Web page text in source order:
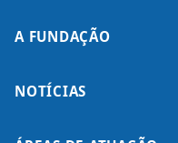
A FUNDAÇÃO
NOTÍCIAS